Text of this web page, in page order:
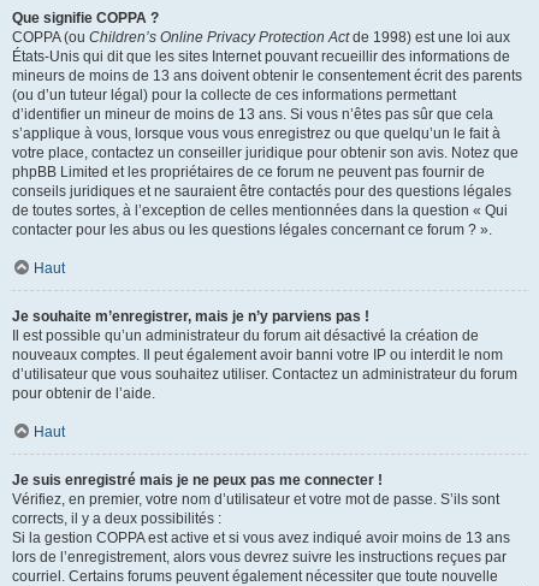
Que signifie COPPA ?
COPPA (ou Children’s Online Privacy Protection Actde 1998) est une loi aux
États-Unis qui dit que les sites Internet pouvant recueillir des informations de
mineurs de moins de 13 ans doivent obtenir le consentement écrit des parents
(ou d’un tuteur légal) pour la collecte de ces informations permettant
d’identifier un mineur de moins de 13 ans. Si vous n’êtes pas sûr que cela
s’applique à vous, lorsque vous vous enregistrez ou que quelqu’un le fait à
votre place, contactez un conseiller juridique pour obtenir son avis. Notez que
phpBB Limited et les propriétaires de ce forum ne peuvent pas fournir de
conseils juridiques et ne sauraient être contactés pour des questions légales
de toutes sortes, à l’exception de celles mentionnées dans la question « Qui
contacter pour les abus ou les questions légales concernant ce forum ? ».
Haut
Je souhaite m’enregistrer, mais je n’y parviens pas !
Il est possible qu’un administrateur du forum ait désactivé la création de
nouveaux comptes. Il peut également avoir banni votre IP ou interdit le nom
d’utilisateur que vous souhaitez utiliser. Contactez un administrateur du forum
pour obtenir de l’aide.
Haut
Je suis enregistré mais je ne peux pas me connecter !
Vérifiez, en premier, votre nom d’utilisateur et votre mot de passe. S’ils sont
corrects, il y a deux possibilités :
Si la gestion COPPA est active et si vous avez indiqué avoir moins de 13 ans
lors de l’enregistrement, alors vous devrez suivre les instructions reçues par
courriel. Certains forums peuvent également nécessiter que toute nouvelle